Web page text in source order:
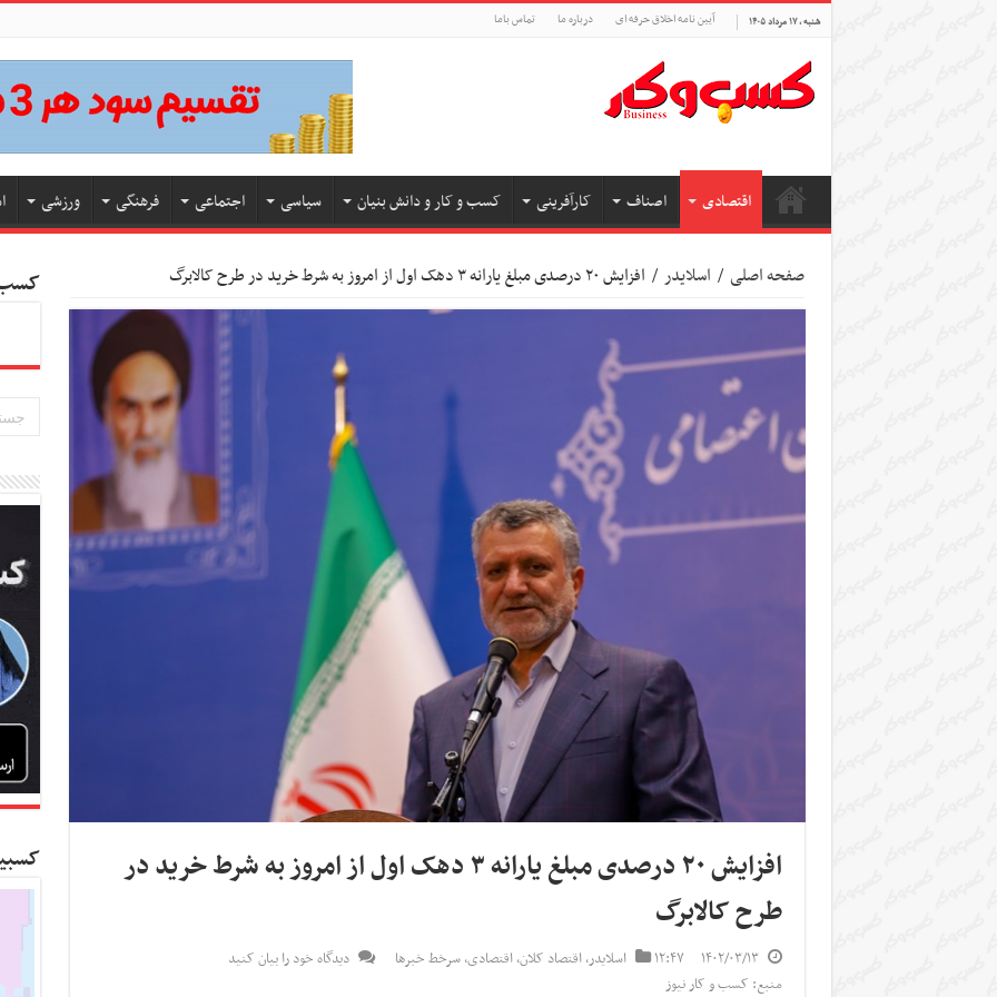
شنبه , ۱۷ مرداد ۱۴۰۵ آیین نامه اخلاق حرفه ای درباره ما تماس باما
اقتصادی اصناف کارآفرینی کسب و کار و دانش بنیان سیاسی اجتماعی فرهنگی ورزشی
صفحه اصلی / اسلایدر / افزایش ۲۰ درصدی مبلغ یارانه ۳ دهک اول از امروز به شرط خرید در طرح کالابرگ
افزایش ۲۰ درصدی مبلغ یارانه ۳ دهک اول از امروز به شرط خرید در
طرح کالابرگ
۱۴۰۲/۰۳/۱۳ ۱۲:۴۷ اسلایدر,اقتصاد کلان,اقتصادی,سرخط خبرها
دیدگاه خود را بیان کنید
منبع: کسب و کار نیوز
کسب